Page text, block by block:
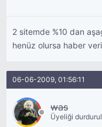
2 sitemde %10 dan
henüz olursa haber
06-06-2009, 01:56:11
was
Üyeliği